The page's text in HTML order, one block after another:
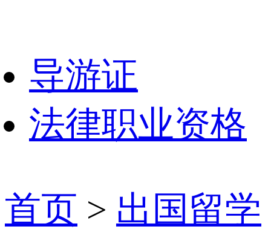
导游证
法律职业资格
首页 > 出国留学